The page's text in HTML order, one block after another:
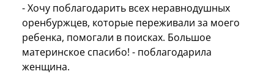
- Хочу поблагодарить всех неравнодушных
оренбуржцев, которые переживали за моего
ребенка, помогали в поисках. Большое
материнское спасибо! - поблагодарила
женщина.